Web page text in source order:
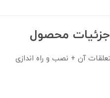
جزئیات محصول